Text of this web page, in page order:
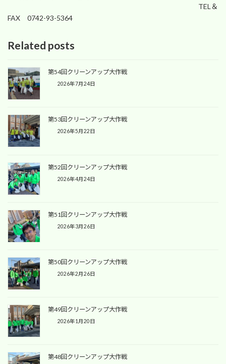
TEL＆
FAX 0742-93-5364
Related posts
第54回クリーンアップ大作戦
2026年7月24日
第53回クリーンアップ大作戦
2026年5月22日
第52回クリーンアップ大作戦
2026年4月24日
第51回クリーンアップ大作戦
2026年3月26日
第50回クリーンアップ大作戦
2026年2月26日
第49回クリーンアップ大作戦
2026年1月20日
第48回クリーンアップ大作戦